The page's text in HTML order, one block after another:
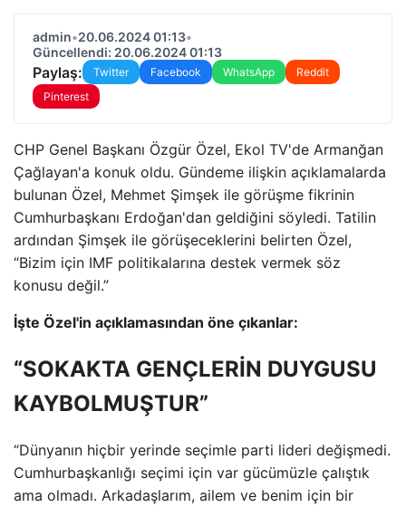
admin•20.06.2024 01:13•
Güncellendi: 20.06.2024 01:13
Paylaş: Twitter Facebook WhatsApp
Reddit
Pinterest
CHP Genel Başkanı Özgür Özel, Ekol TV'de Armanğan
Çağlayan'a konuk oldu. Gündeme ilişkin açıklamalarda
bulunan Özel, Mehmet Şimşek ile görüşme fikrinin
Cumhurbaşkanı Erdoğan'dan geldiğini söyledi. Tatilin
ardından Şimşek ile görüşeceklerini belirten Özel,
“Bizim için IMF politikalarına destek vermek söz
konusu değil.”
İşte Özel'in açıklamasından öne çıkanlar:
“SOKAKTA GENÇLERİN DUYGUSU
KAYBOLMUŞTUR”
“Dünyanın hiçbir yerinde seçimle parti lideri değişmedi.
Cumhurbaşkanlığı seçimi için var gücümüzle çalıştık
ama olmadı. Arkadaşlarım, ailem ve benim için bir